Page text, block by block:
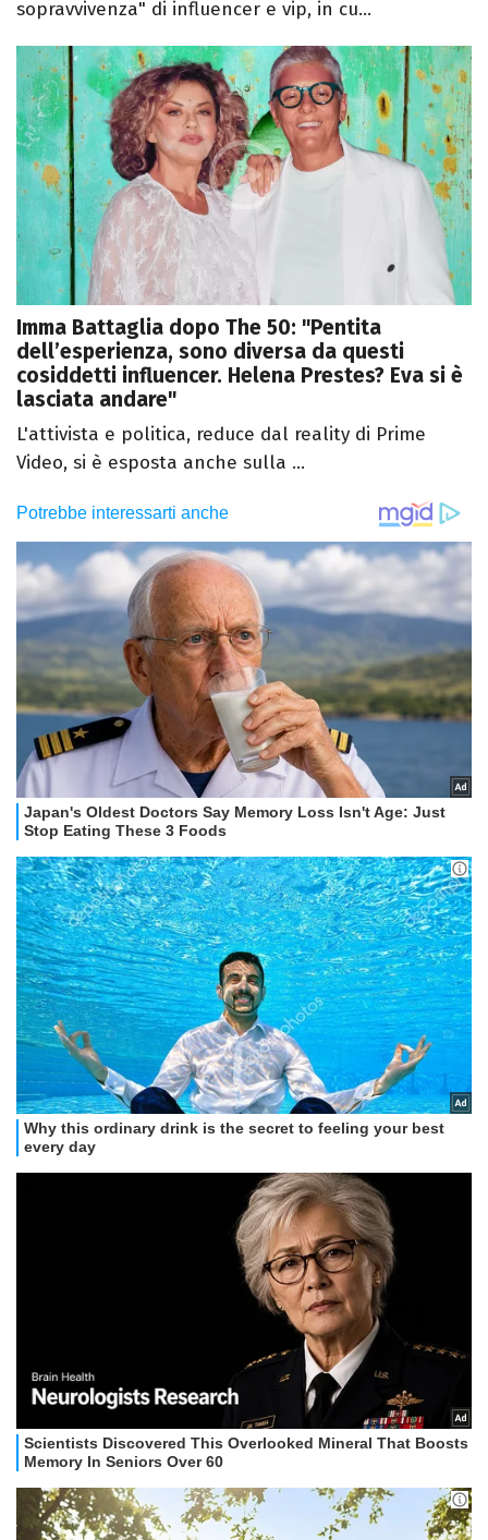
sopravvivenza" di influencer e vip, in cu...
Imma Battaglia dopo The 50: "Pentita
dell’esperienza, sono diversa da questi
cosiddetti influencer. Helena Prestes? Eva si è
lasciata andare"
L'attivista e politica, reduce dal reality di Prime
Video, si è esposta anche sulla ...